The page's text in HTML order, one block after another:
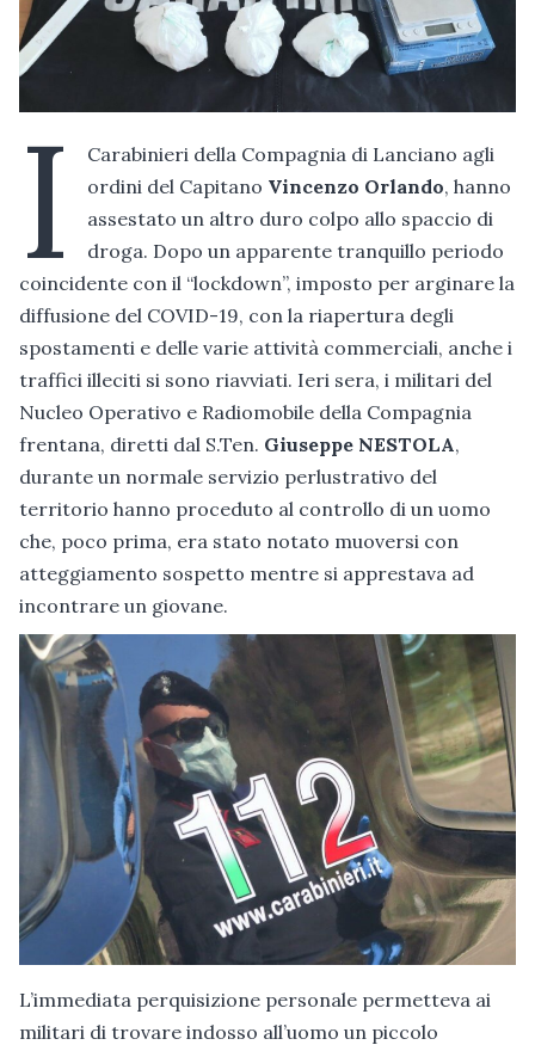
I
Carabinieri della Compagnia di Lanciano agli
ordini del Capitano Vincenzo Orlando, hanno
assestato un altro duro colpo allo spaccio di
droga. Dopo un apparente tranquillo periodo
coincidente con il “lockdown”, imposto per arginare la
diffusione del COVID-19, con la riapertura degli
spostamenti e delle varie attività commerciali, anche i
traffici illeciti si sono riavviati. Ieri sera, i militari del
Nucleo Operativo e Radiomobile della Compagnia
frentana, diretti dal S.Ten. Giuseppe NESTOLA,
durante un normale servizio perlustrativo del
territorio hanno proceduto al controllo di un uomo
che, poco prima, era stato notato muoversi con
atteggiamento sospetto mentre si apprestava ad
incontrare un giovane.
L’immediata perquisizione personale permetteva ai
militari di trovare indosso all’uomo un piccolo